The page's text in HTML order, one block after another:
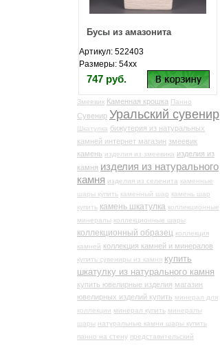
Бусы из амазонита
Артикул: 522403
Размеры: 54хх
747 руб.
Змеевик Каменная крошка Панно
Сувенир Уральский сувенир
Шкатулка бижутерия из натуральных
камней интернет магазин змеевик
камень изделия из змеевика изделия из
камня изделия из натурального
камня изделия из селенита каменные
шары купить каменный шар камень шар
купить камень шкатулка коллекционные
минералы коллекционные шары
коллекционный образец коллекция
камней коллекция камней и минералов
купить сувениры из камня купить
шкатулку из натурального камня
купить ювелирные изделия магазин
ювелирных изделий купить минерал для
коллекции минерал купить минералы
шары натуральные камни шары купить
панно на стену представительский